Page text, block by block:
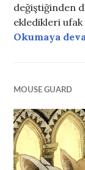
değiştiğinden
ekledikleri
Okumaya
MOUSE GUARD